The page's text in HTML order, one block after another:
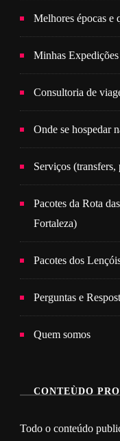
Melhores épocas e
Minhas Expedições
Consultoria de
Onde se hospedar
Serviços (transfers,
Pacotes da Rota
Fortaleza)
Pacotes dos
Perguntas e
Quem somos
CONTEÙDO
Todo o conteúdo